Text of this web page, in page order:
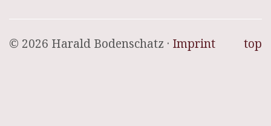
top
© 2026 Harald Bodenschatz · Imprint